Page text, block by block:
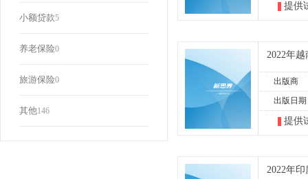
小额贷款5
养老保险0
旅游保险0
其他146
提供
2022年
出版商
出版日期
提供
2022年